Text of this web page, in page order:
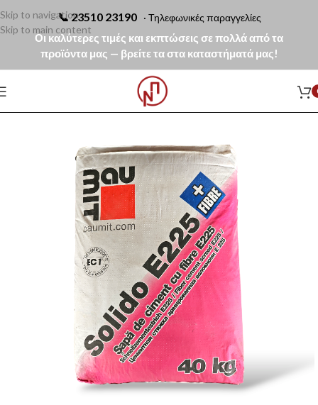
📞23510 23190 · Τηλεφωνικές παραγγελίες
Οι καλύτερες τιμές και εκπτώσεις σε πολλά από τα
προϊόντα μας — βρείτε τα στα καταστήματά μας!
Skip to navigation
Skip to main content